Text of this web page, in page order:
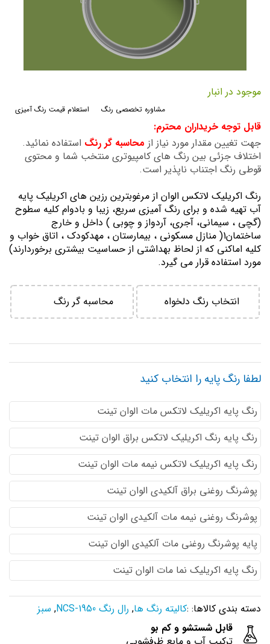
ابتدای
گالری
موجود در انبار
استعلام قیمت رنگ آمیزی مشاوره تخصصی رنگ
قابل توجه خریداران محترم:
جهت تغیین مقدار مورد نیاز از محاسبه گر رنگ استفاده نمائید.
اختلاف جزئی بین رنگ های کامپیوتری منتخب شما و محتوی
قوطی رنگ اجتناب ناپذیر است.
رنگ اكريليك لاتكس الوان از مرغوبترين رزين هاي اكريليك پايه
آب تهيه شده و برای رنگ آمیزی سریع، زیبا و بادوام کلیه سطوح
(گچی ، سیمانی، آجری، آردواز و چوبی ) داخل و خارج
ساختمان1( منازل مسكوني ، بيمارستان ، مهدكودك ، اتاق خواب و
كليه اماكني كه از لحاظ بهداشتي از حساسيت بيشتري برخوردارند)
مورد استفاده قرار می گیرد.
انتخاب رنگ دلخواه محاسبه گر رنگ
لطفا رنگ پایه را انتخاب کنید
رنگ پایه اكريليك لاتكس مات الوان تینت
رنگ پایه رنگ اكريليك لاتكس براق الوان تینت
رنگ پایه اكريليك لاتكس نيمه مات الوان تینت
پوشرنگ روغنی براق آلکیدی الوان تینت
پوشرنگ روغنی نیمه مات آلکیدی الوان تینت
پایه پوشرنگ روغنی مات آلکیدی الوان تینت
رنگ پایه اکریلیک نما مات الوان تینت
دسته بندی کالاها: :کالیته رنگ ها, رال رنگ NCS-1950 , سبز
قابل شستشو و کم بو